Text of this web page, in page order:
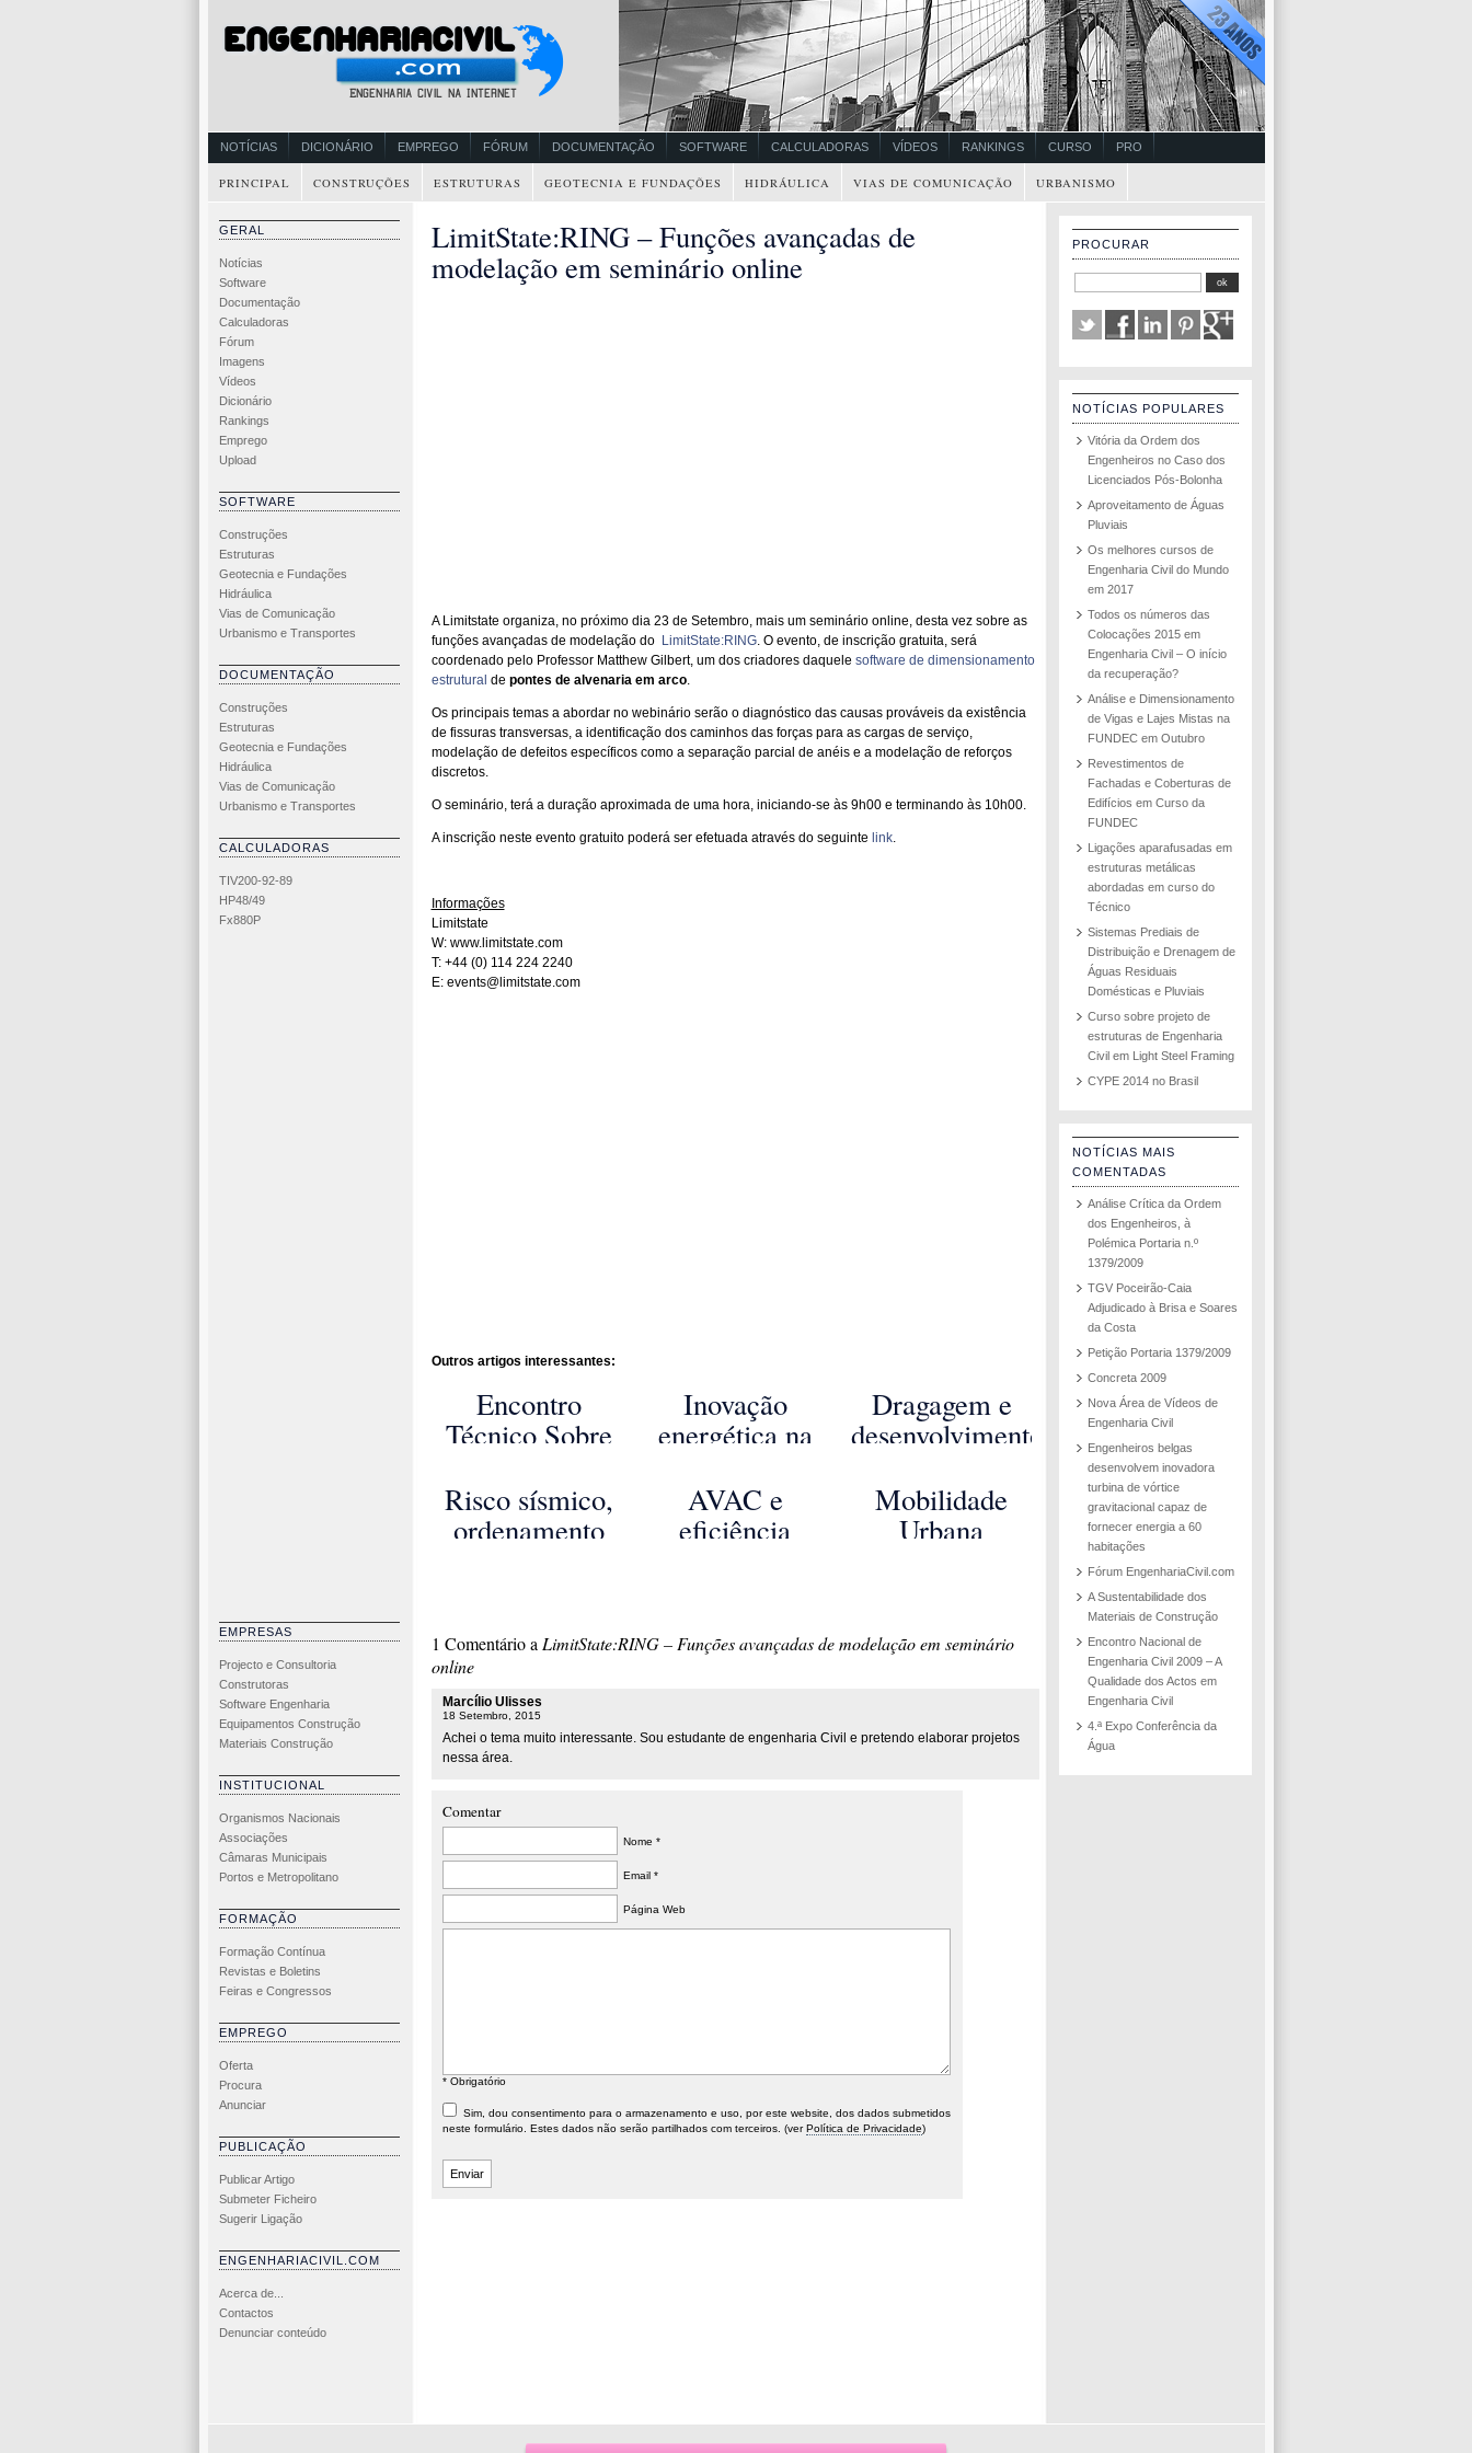
NOTÍCIAS DICIONÁRIO EMPREGO FÓRUM DOCUMENTAÇÃO SOFTWARE CALCULADORAS VÍDEOS RANKINGS CURSO PRO
PRINCIPAL CONSTRUÇÕES ESTRUTURAS GEOTECNIA E FUNDAÇÕES HIDRÁULICA VIAS DE COMUNICAÇÃO URBANISMO
GERAL
Notícias
Software
Documentação
Calculadoras
Fórum
Imagens
Vídeos
Dicionário
Rankings
Emprego
Upload
SOFTWARE
Construções
Estruturas
Geotecnia e Fundações
Hidráulica
Vias de Comunicação
Urbanismo e Transportes
DOCUMENTAÇÃO
Construções
Estruturas
Geotecnia e Fundações
Hidráulica
Vias de Comunicação
Urbanismo e Transportes
CALCULADORAS
TIV200-92-89
HP48/49
Fx880P
EMPRESAS
Projecto e Consultoria
Construtoras
Software Engenharia
Equipamentos Construção
Materiais Construção
INSTITUCIONAL
Organismos Nacionais
Associações
Câmaras Municipais
Portos e Metropolitano
FORMAÇÃO
Formação Contínua
Revistas e Boletins
Feiras e Congressos
EMPREGO
Oferta
Procura
Anunciar
PUBLICAÇÃO
Publicar Artigo
Submeter Ficheiro
Sugerir Ligação
ENGENHARIACIVIL.COM
Acerca de...
Contactos
Denunciar conteúdo
LimitState:RING – Funções avançadas de
modelação em seminário online
A Limitstate organiza, no próximo dia 23 de Setembro, mais um seminário online, desta vez sobre as
funções avançadas de modelação do LimitState:RING. O evento, de inscrição gratuita, será
coordenado pelo Professor Matthew Gilbert, um dos criadores daquele software de dimensionamento
estrutural de pontes de alvenaria em arco.
Os principais temas a abordar no webinário serão o diagnóstico das causas prováveis da existência
de fissuras transversas, a identificação dos caminhos das forças para as cargas de serviço,
modelação de defeitos específicos como a separação parcial de anéis e a modelação de reforços
discretos.
O seminário, terá a duração aproximada de uma hora, iniciando-se às 9h00 e terminando às 10h00.
A inscrição neste evento gratuito poderá ser efetuada através do seguinte link.
Informações
Limitstate
W: www.limitstate.com
T: +44 (0) 114 224 2240
E: events@limitstate.com
Outros artigos interessantes:
Encontro
Técnico Sobre
Gestão de
Equipas de
Inovação
energética na
destaque nos
Dias Mundiais
Dragagem e
desenvolvimento
sustentável
debatidos em
Risco sísmico,
ordenamento
seminário no
AVAC e
eficiência
CIHE 2016
Mobilidade
Urbana
Engenheiros e
Lisboa
1 Comentário a LimitState:RING – Funções avançadas de modelação em seminário
online
Marcílio Ulisses
18 Setembro, 2015
Achei o tema muito interessante. Sou estudante de engenharia Civil e pretendo elaborar projetos
nessa área.
Comentar
Nome *
Email *
Página Web
* Obrigatório
Sim, dou consentimento para o armazenamento e uso, por este website, dos dados submetidos
neste formulário. Estes dados não serão partilhados com terceiros. (verPolítica de Privacidade)
PROCURAR
NOTÍCIAS POPULARES
Vitória da Ordem dos
Engenheiros no Caso dos
Licenciados Pós-Bolonha
Aproveitamento de Águas
Pluviais
Os melhores cursos de
Engenharia Civil do Mundo
em 2017
Todos os números das
Colocações 2015 em
Engenharia Civil – O início
da recuperação?
Análise e Dimensionamento
de Vigas e Lajes Mistas na
FUNDEC em Outubro
Revestimentos de
Fachadas e Coberturas de
Edifícios em Curso da
FUNDEC
Ligações aparafusadas em
estruturas metálicas
abordadas em curso do
Técnico
Sistemas Prediais de
Distribuição e Drenagem de
Águas Residuais
Domésticas e Pluviais
Curso sobre projeto de
estruturas de Engenharia
Civil em Light Steel Framing
CYPE 2014 no Brasil
NOTÍCIAS MAIS
COMENTADAS
Análise Crítica da Ordem
dos Engenheiros, à
Polémica Portaria n.º
1379/2009
TGV Poceirão-Caia
Adjudicado à Brisa e Soares
da Costa
Petição Portaria 1379/2009
Concreta 2009
Nova Área de Vídeos de
Engenharia Civil
Engenheiros belgas
desenvolvem inovadora
turbina de vórtice
gravitacional capaz de
fornecer energia a 60
habitações
Fórum EngenhariaCivil.com
A Sustentabilidade dos
Materiais de Construção
Encontro Nacional de
Engenharia Civil 2009 – A
Qualidade dos Actos em
Engenharia Civil
4.ª Expo Conferência da
Água